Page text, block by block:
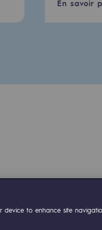
de Teréga
En savoir
Compte Youtube
to enhance site